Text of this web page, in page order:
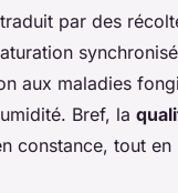
par des
aux maladies
Bref, la
constance, tout en